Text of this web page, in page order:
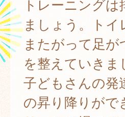
トレーニング
ましょう。ト
またがって足
を整えていきま
子どもさんの
の昇り降りがで